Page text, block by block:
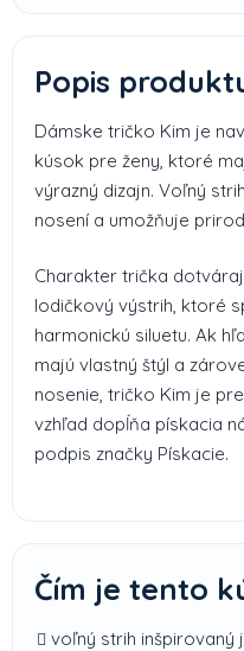
Popis
Dámske tričko Kim je
kúsok pre ženy, ktoré
výrazný dizajn. Voľný
nosení a umožňuje
Charakter trička
lodičkový výstrih, ktoré
harmonickú siluetu. Ak
majú vlastný štýl a
nosenie, tričko Kim je
vzhľad dopĺňa pískacia
podpis značky Pískacie.
Čím je tento
voľný strih inšpirovaný